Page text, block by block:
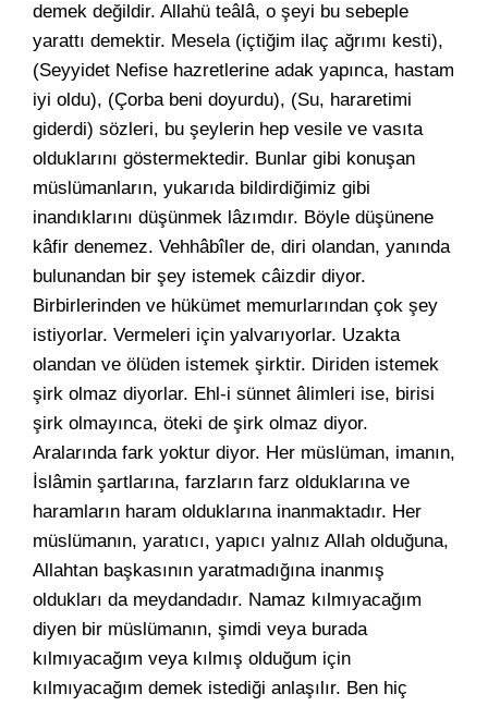
demek değildir. Allahü teâlâ, o şeyi bu sebeple
yarattı demektir. Mesela (içtiğim ilaç ağrımı kesti),
(Seyyidet Nefise hazretlerine adak yapınca, hastam
iyi oldu), (Çorba beni doyurdu), (Su, hararetimi
giderdi) sözleri, bu şeylerin hep vesile ve vasıta
olduklarını göstermektedir. Bunlar gibi konuşan
müslümanların, yukarıda bildirdiğimiz gibi
inandıklarını düşünmek lâzımdır. Böyle düşünene
kâfir denemez. Vehhâbîler de, diri olandan, yanında
bulunandan bir şey istemek câizdir diyor.
Birbirlerinden ve hükümet memurlarından çok şey
istiyorlar. Vermeleri için yalvarıyorlar. Uzakta
olandan ve ölüden istemek şirktir. Diriden istemek
şirk olmaz diyorlar. Ehl-i sünnet âlimleri ise, birisi
şirk olmayınca, öteki de şirk olmaz diyor.
Aralarında fark yoktur diyor. Her müslüman, imanın,
İslâmin şartlarına, farzların farz olduklarına ve
haramların haram olduklarına inanmaktadır. Her
müslümanın, yaratıcı, yapıcı yalnız Allah olduğuna,
Allahtan başkasının yaratmadığına inanmış
oldukları da meydandadır. Namaz kılmıyacağım
diyen bir müslümanın, şimdi veya burada
kılmıyacağım veya kılmış olduğum için
kılmıyacağım demek istediği anlaşılır. Ben hiç